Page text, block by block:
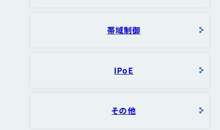
帯域制御
IPoE
その他